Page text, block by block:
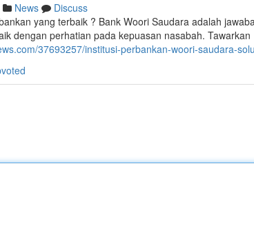
News
Discuss
yang terbaik ? Bank Woori Saudara adalah
dengan perhatian pada kepuasan nasabah. Tawarkan
37693257/institusi-perbankan-woori-saudara-